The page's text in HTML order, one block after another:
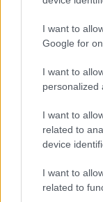
I want to
Google for
I want to
personalized
I want to
related to
device
I want to
related to